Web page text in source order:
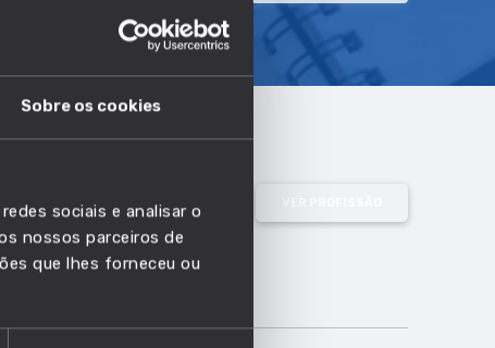
Sobre os cookies
sociais e analisar o
nossos parceiros de
que lhes forneceu ou